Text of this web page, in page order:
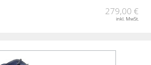
279,00 €
inkl. MwSt.